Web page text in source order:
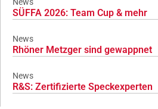
News
SÜFFA 2026: Team Cup & mehr
News
Rhöner Metzger sind gewappnet
News
R&S: Zertifizierte Speckexperten